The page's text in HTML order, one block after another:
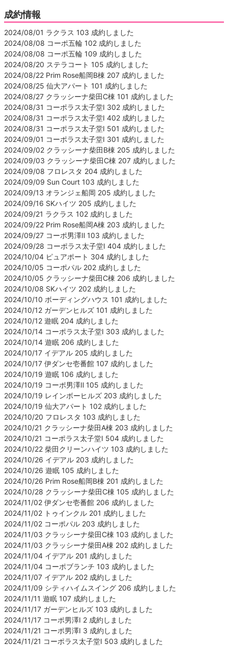
成約情報
2024/08/01 ラクラス 103 成約しました
2024/08/08 コーポ五輪 102 成約しました
2024/08/08 コーポ五輪 109 成約しました
2024/08/20 ステラコート 105 成約しました
2024/08/22 Prim Rose船岡B棟 207 成約しました
2024/08/25 仙大アパート 101 成約しました
2024/08/27 クラッシーナ柴田C棟 101 成約しました
2024/08/31 コーポラス太子堂Ⅰ 302 成約しました
2024/08/31 コーポラス太子堂Ⅰ 402 成約しました
2024/08/31 コーポラス太子堂Ⅰ 501 成約しました
2024/09/01 コーポラス太子堂Ⅰ 301 成約しました
2024/09/02 クラッシーナ柴田B棟 205 成約しました
2024/09/03 クラッシーナ柴田C棟 207 成約しました
2024/09/08 フロレスタ 204 成約しました
2024/09/09 Sun Court 103 成約しました
2024/09/13 オランジェ船岡 205 成約しました
2024/09/16 SKハイツ 205 成約しました
2024/09/21 ラクラス 102 成約しました
2024/09/22 Prim Rose船岡A棟 203 成約しました
2024/09/27 コーポ男澤Ⅱ 103 成約しました
2024/09/28 コーポラス太子堂Ⅰ 404 成約しました
2024/10/04 ピュアポート 304 成約しました
2024/10/05 コーポパル 202 成約しました
2024/10/05 クラッシーナ柴田C棟 206 成約しました
2024/10/08 SKハイツ 202 成約しました
2024/10/10 ボーディングハウス 101 成約しました
2024/10/12 ガーデンヒルズ 101 成約しました
2024/10/12 遊眠 204 成約しました
2024/10/14 コーポラス太子堂Ⅰ 303 成約しました
2024/10/14 遊眠 206 成約しました
2024/10/17 イデアル 205 成約しました
2024/10/17 伊ダンセ壱番館 107 成約しました
2024/10/19 遊眠 106 成約しました
2024/10/19 コーポ男澤Ⅱ 105 成約しました
2024/10/19 レインボーヒルズ 203 成約しました
2024/10/19 仙大アパート 102 成約しました
2024/10/20 フロレスタ 103 成約しました
2024/10/21 クラッシーナ柴田A棟 203 成約しました
2024/10/21 コーポラス太子堂Ⅰ 504 成約しました
2024/10/22 柴田クリーンハイツ 103 成約しました
2024/10/26 イデアル 203 成約しました
2024/10/26 遊眠 105 成約しました
2024/10/26 Prim Rose船岡B棟 201 成約しました
2024/10/28 クラッシーナ柴田C棟 105 成約しました
2024/11/02 伊ダンセ壱番館 206 成約しました
2024/11/02 トゥインクル 201 成約しました
2024/11/02 コーポパル 203 成約しました
2024/11/03 クラッシーナ柴田C棟 103 成約しました
2024/11/03 クラッシーナ柴田A棟 202 成約しました
2024/11/04 イデアル 201 成約しました
2024/11/04 コーポブランチ 103 成約しました
2024/11/07 イデアル 202 成約しました
2024/11/09 シティハイムスイング 206 成約しました
2024/11/11 遊眠 107 成約しました
2024/11/17 ガーデンヒルズ 103 成約しました
2024/11/17 コーポ男澤Ⅰ 2 成約しました
2024/11/21 コーポ男澤Ⅰ 3 成約しました
2024/11/21 コーポラス太子堂Ⅰ 503 成約しました